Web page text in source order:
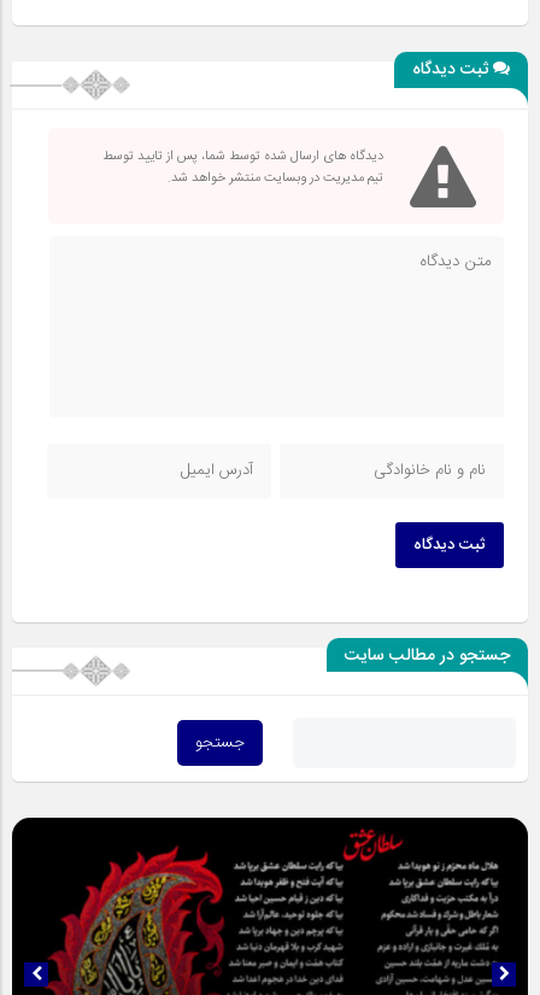
ثبت دیدگاه
دیدگاه های ارسال شده توسط شما، پس از تایید توسط
تیم مدیریت در وبسایت منتشر خواهد شد.
ثبت دیدگاه
جستجو در مطالب سایت